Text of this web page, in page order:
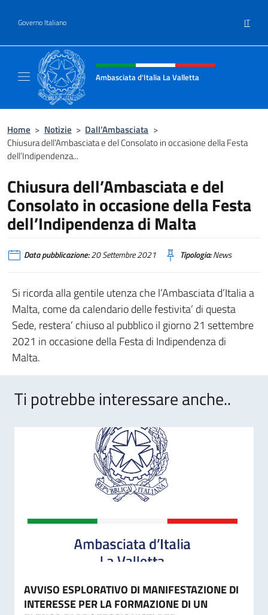
Governo Italiano IT
Intestazione sito, social e menù
Ambasciata d'Italia La Valletta
Home > Notizie > Dall’Ambasciata >
Chiusura dell’Ambasciata e del Consolato in occasione della Festa
dell’Indipendenza...
Chiusura dell’Ambasciata e del
Consolato in occasione della Festa
dell’Indipendenza di Malta
Data pubblicazione:20 Settembre 2021 Tipologia:News
Si ricorda alla gentile utenza che l’Ambasciata d’Italia a
Malta, come da calendario delle festivita’ di questa
Sede, restera’ chiuso al pubblico il giorno 21 settembre
2021 in occasione della Festa di Indipendenza di
Malta.
Ti potrebbe interessare anche..
AVVISO ESPLORATIVO DI MANIFESTAZIONE DI
INTERESSE PER LA FORMAZIONE DI UN